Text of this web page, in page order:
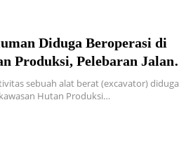
Diduga Beroperasi di
Produksi, Pelebaran Jalan
Jebus Jadi Sorotan
sebuah alat berat (excavator) diduga
Hutan Produksi…